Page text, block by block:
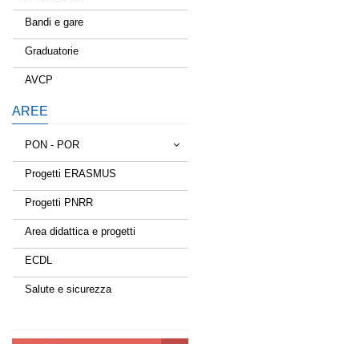
Bandi e gare
Graduatorie
AVCP
AREE
PON - POR
Tessere la rete
Estate a scuola
Scuola d'estate
Progetti ERASMUS
Progetti PNRR
Area didattica e progetti
ECDL
Salute e sicurezza